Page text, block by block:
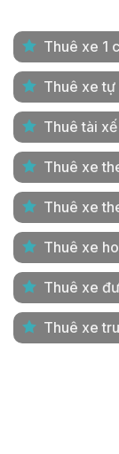
Thuê xe 1
Thuê xe tự
Thuê tài
Thuê xe
Thuê xe
Thuê xe
Thuê xe
Thuê xe